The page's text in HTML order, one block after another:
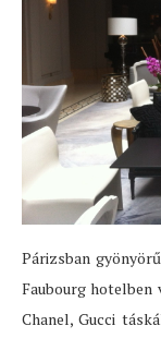
Párizsban
Faubourg
Chanel, Gucci